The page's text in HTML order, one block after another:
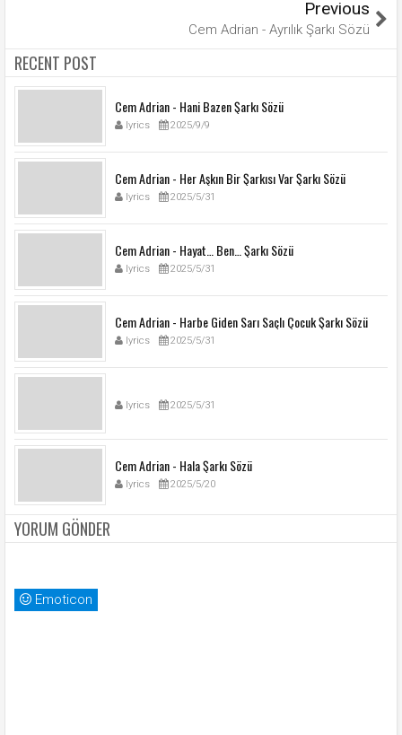
Previous
Cem Adrian - Ayrılık Şarkı Sözü
RECENT POST
Cem Adrian - Hani Bazen Şarkı Sözü
lyrics 2025/9/9
Cem Adrian - Her Aşkın Bir Şarkısı Var Şarkı Sözü
lyrics 2025/5/31
Cem Adrian - Hayat… Ben… Şarkı Sözü
lyrics 2025/5/31
Cem Adrian - Harbe Giden Sarı Saçlı Çocuk Şarkı Sözü
lyrics 2025/5/31
lyrics 2025/5/31
Cem Adrian - Hala Şarkı Sözü
lyrics 2025/5/20
YORUM GÖNDER
Emoticon